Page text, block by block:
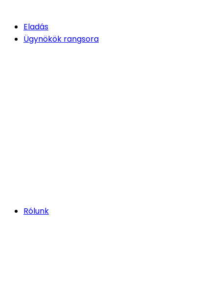
Eladás
Ügynökök rangsora
Rólunk